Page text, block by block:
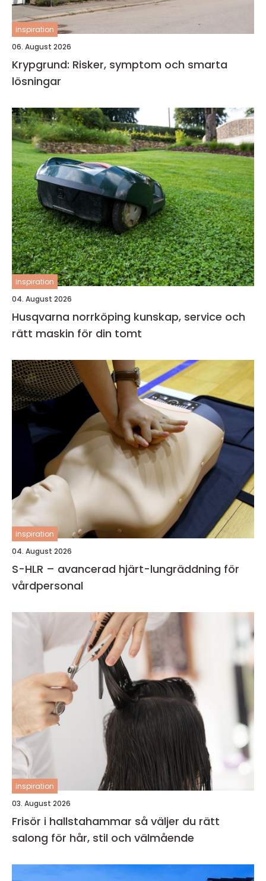
inspiration
06. August 2026
Krypgrund: Risker, symptom och smarta
lösningar
inspiration
04. August 2026
Husqvarna norrköping kunskap, service och
rätt maskin för din tomt
inspiration
04. August 2026
S-HLR – avancerad hjärt-lungräddning för
vårdpersonal
inspiration
03. August 2026
Frisör i hallstahammar så väljer du rätt
salong för hår, stil och välmående